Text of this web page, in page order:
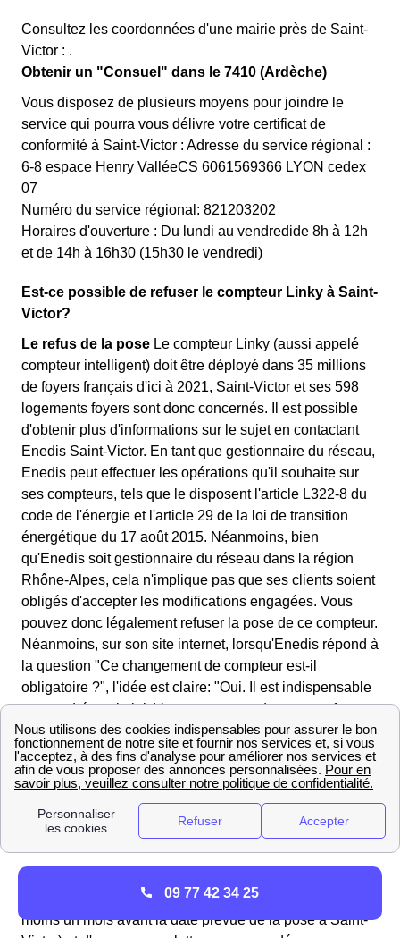
Consultez les coordonnées d'une mairie près de Saint-
Victor : .
Obtenir un "Consuel" dans le 7410 (Ardèche)
Vous disposez de plusieurs moyens pour joindre le
service qui pourra vous délivre votre certificat de
conformité à Saint-Victor : Adresse du service régional :
6-8 espace Henry ValléeCS 6061569366 LYON cedex
07
Numéro du service régional: 821203202
Horaires d'ouverture : Du lundi au vendredide 8h à 12h
et de 14h à 16h30 (15h30 le vendredi)
Est-ce possible de refuser le compteur Linky à Saint-
Victor?
Le refus de la pose Le compteur Linky (aussi appelé
compteur intelligent) doit être déployé dans 35 millions
de foyers français d'ici à 2021, Saint-Victor et ses 598
logements foyers sont donc concernés. Il est possible
d'obtenir plus d'informations sur le sujet en contactant
Enedis Saint-Victor. En tant que gestionnaire du réseau,
Enedis peut effectuer les opérations qu'il souhaite sur
ses compteurs, tels que le disposent l'article L322-8 du
code de l'énergie et l'article 29 de la loi de transition
énergétique du 17 août 2015. Néanmoins, bien
qu'Enedis soit gestionnaire du réseau dans la région
Rhône-Alpes, cela n'implique pas que ses clients soient
obligés d'accepter les modifications engagées. Vous
pouvez donc légalement refuser la pose de ce compteur.
Néanmoins, sur son site internet, lorsqu'Enedis répond à
la question "Ce changement de compteur est-il
obligatoire ?", l'idée est claire: "Oui. Il est indispensable
et encadré par la loi. Vous ne pouvez donc pas refuser
son remplacement. En cas d'obstruction à son
changement, vous serez soumis à un "relevé spécial"
payant au moins une fois par an." Ainsi, si vous
souhaitez refuser la pose du compteur Linky dans votre
logement à Saint-Victor, vous risquez de voir votre tarif
augmenter.
s'opposer, il est conseiller de s'y prendre en avance (au
moins un mois avant la date prévue de la pose à Saint-
09 77 42 34 25